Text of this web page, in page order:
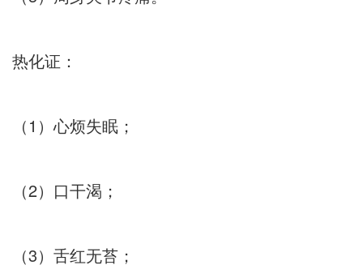
热化证：
（1）心烦失眠；
（2）口干渴；
（3）舌红无苔；